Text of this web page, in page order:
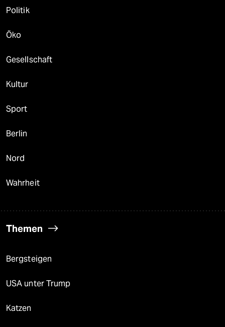
Politik
Öko
Gesellschaft
Kultur
Sport
Berlin
Nord
Wahrheit
Themen
Bergsteigen
USA unter Trump
Katzen